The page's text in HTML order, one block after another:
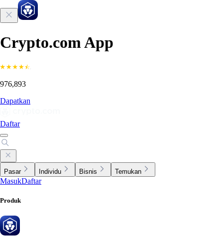
Crypto.com App
976,893
Dapatkan
Daftar
Pasar Individu Bisnis Temukan
MasukDaftar
Produk